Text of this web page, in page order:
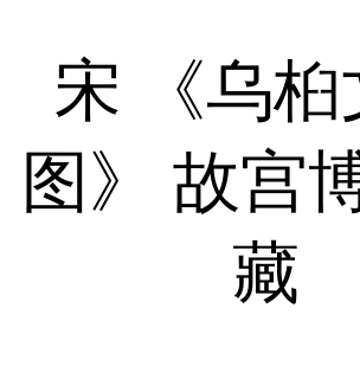
宋 《乌桕
图》 故宫
藏